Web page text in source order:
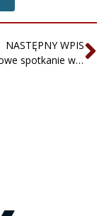
NASTĘPNY WPIS
Październikowe spotkanie w Klubie Seniora „Złoty liść”